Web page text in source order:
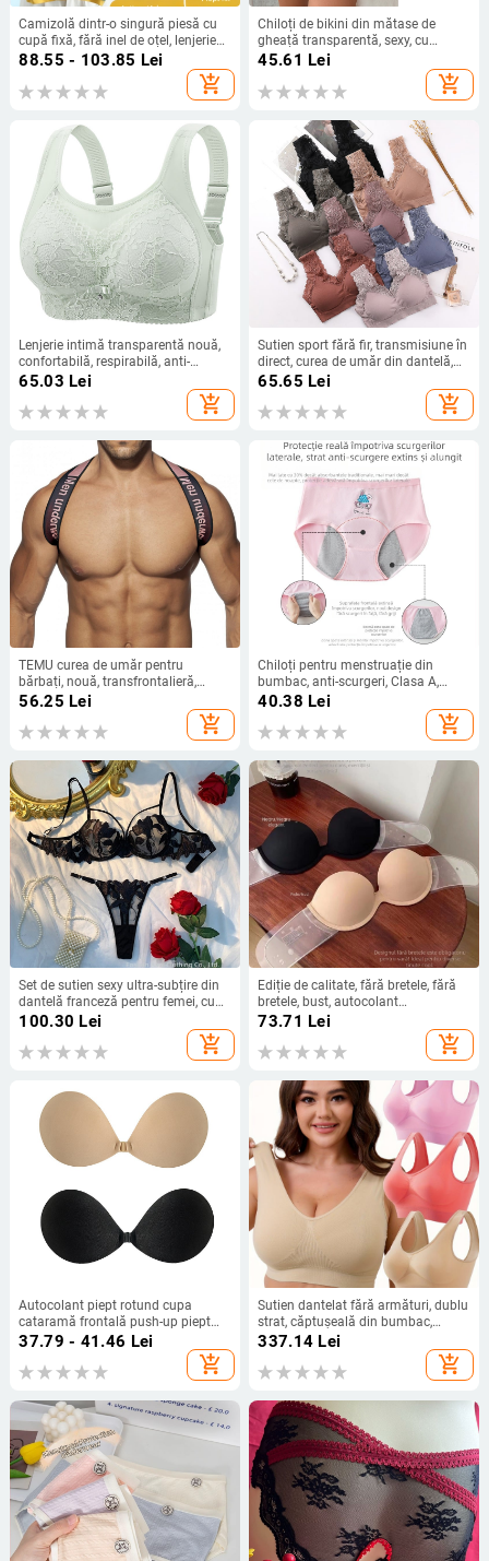
Camizolă dintr-o singură piesă cu
cupă fixă, fără inel de oțel, lenjerie
sport cu bretele largi pentru umăr,
înfășurată în spate, lenjerie intimă
tip tub
88.55 - 103.85 Lei
add_shopping_cart
Chiloți de bikini din mătase de
gheață transparentă, sexy, cu
dantelă, contrast de culoare,
45.61 Lei
add_shopping_cart
Lenjerie intimă transparentă nouă,
confortabilă, respirabilă, anti-
alergare, ușoară, fără tub, fără inel
de oțel, cu spate frumos, fără inel de
oțel
65.03 Lei
add_shopping_cart
Sutien sport fără fir, transmisiune în
direct, curea de umăr din dantelă,
fără cusături, înfășurată în piept,
curea de floarea soarelui, spate, tub,
top
65.65 Lei
add_shopping_cart
TEMU curea de umăr pentru
bărbați, nouă, transfrontalieră,
populară, universală, curea de piept
cu litere, sexy, sport, curea de umăr
pentru bărbați MP98
56.25 Lei
add_shopping_cart
Chiloți pentru menstruație din
bumbac, anti-scurgeri, Clasa A,
pentru fete
40.38 Lei
add_shopping_cart
Set de sutien sexy ultra-subțire din
dantelă franceză pentru femei, cu
tanga, sutien erotic push-up cu
100.30 Lei
add_shopping_cart
Ediție de calitate, fără bretele, fără
bretele, bust, autocolant
antiderapant, lenjerie intimă, rochie
de mireasă, fără urme, purtare sexy,
spate gol, adunare ascunsă
73.71 Lei
add_shopping_cart
Autocolant piept rotund cupa
cataramă frontală push-up piept
mic pânză femei sutien invizibil
subțire mare lenjerie Sling rochie de
mireasă autocolant sân
37.79 - 41.46 Lei
add_shopping_cart
Sutien dantelat fără armături, dublu
strat, căptușeală din bumbac,
material principal nylon, cupe fără
formă, cupe cu urechi de iepure
337.14 Lei
add_shopping_cart